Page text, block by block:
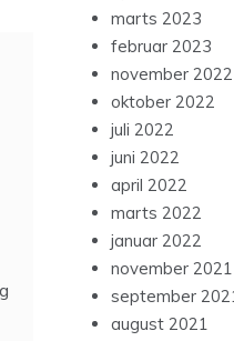
marts 2022
januar 2022
november 2021
september 2021
august 2021
maj 2021
april 2021
marts 2021
Categories
Blog